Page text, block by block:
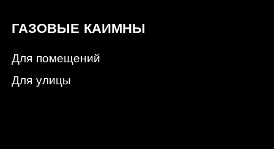
ГАЗОВЫЕ КАИМНЫ
Для помещений
Для улицы